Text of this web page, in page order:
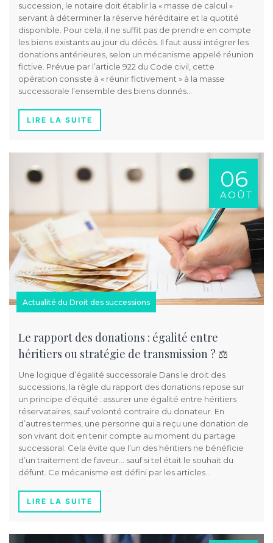
succession, le notaire doit établir la « masse de calcul »
servant à déterminer la réserve héréditaire et la quotité
disponible. Pour cela, il ne suffit pas de prendre en compte
les biens existants au jour du décès. Il faut aussi intégrer les
donations antérieures, selon un mécanisme appelé réunion
fictive. Prévue par l’article 922 du Code civil, cette
opération consiste à « réunir fictivement » à la masse
successorale l’ensemble des biens donnés…
LIRE LA SUITE
06
AOÛT
Actualité du Droit des successions
Le rapport des donations : égalité entre
héritiers ou stratégie de transmission ? ⚖️
Une logique d’égalité successorale Dans le droit des
successions, la règle du rapport des donations repose sur
un principe d’équité : assurer une égalité entre héritiers
réservataires, sauf volonté contraire du donateur. En
d’autres termes, une personne qui a reçu une donation de
son vivant doit en tenir compte au moment du partage
successoral. Cela évite que l’un des héritiers ne bénéficie
d’un traitement de faveur… sauf si tel était le souhait du
défunt. Ce mécanisme est défini par les articles…
LIRE LA SUITE